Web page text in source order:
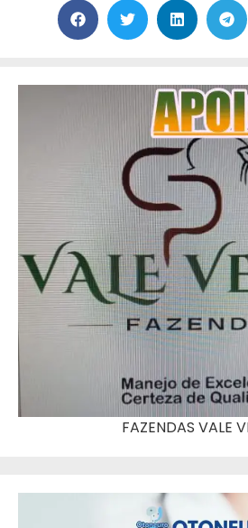
FAZENDAS VALE